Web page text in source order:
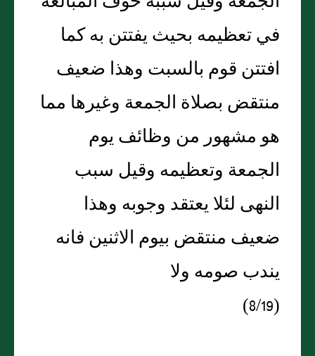
في تعظيمه بحيث يفتتن به كما
افتتن قوم بالسبت وهذا ضعيف
منتقض بصلاة الجمعة وغيرها مما
هو مشهور من وظائف يوم
الجمعة وتعظيمه وقيل سبب
النهى لئلا يعتقد وجوبه وهذا
ضعيف منتقض بيوم الاثنين فانه
يندب صومه ولا
(8/19)